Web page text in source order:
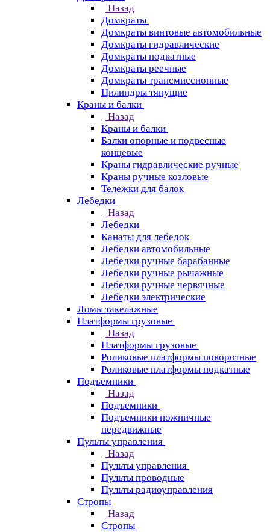
Назад
Домкраты
Домкраты винтовые автомобильные
Домкраты гидравлические
Домкраты подкатные
Домкраты реечные
Домкраты трансмиссионные
Цилиндры тянущие
Краны и балки
Назад
Краны и балки
Балки опорные и подвесные
концевые
Краны гидравлические ручные
Краны ручные козловые
Тележки для балок
Лебедки
Назад
Лебедки
Канаты для лебедок
Лебедки автомобильные
Лебедки ручные барабанные
Лебедки ручные рычажные
Лебедки ручные червячные
Лебедки электрические
Ломы такелажные
Платформы грузовые
Назад
Платформы грузовые
Роликовые платформы поворотные
Роликовые платформы подкатные
Подъемники
Назад
Подъемники
Подъемники ножничные
передвижные
Пульты управления
Назад
Пульты управления
Пульты проводные
Пульты радиоуправления
Стропы
Назад
Стропы